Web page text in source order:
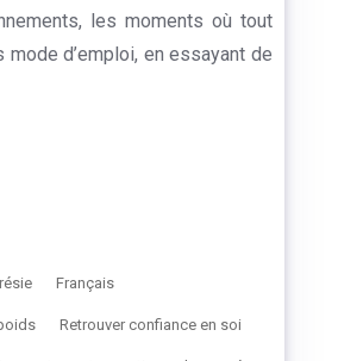
les moments où tout
d’emploi, en essayant de
Français
Retrouver confiance en soi